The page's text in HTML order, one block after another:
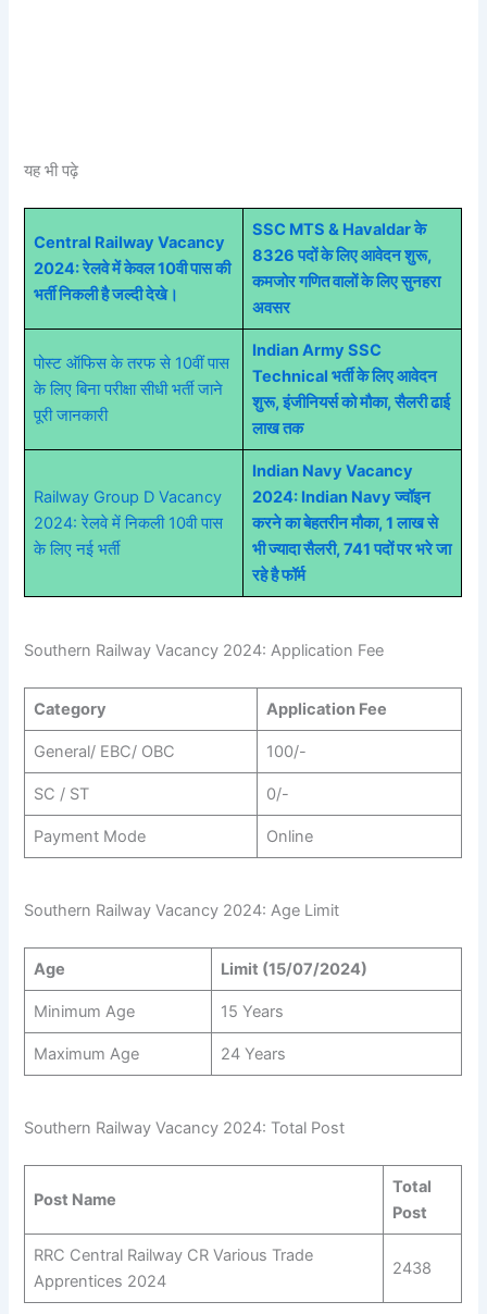
यह भी पढ़े
Central Railway Vacancy
2024: रेलवे में केवल 10वी पास की
भर्ती निकली है जल्दी देखे।
SSC MTS & Havaldar के
8326 पदों के लिए आवेदन शुरू,
कमजोर गणित वालों के लिए सुनहरा
अवसर
पोस्ट ऑफिस के तरफ से 10वीं पास
के लिए बिना परीक्षा सीधी भर्ती जाने
पूरी जानकारी
Indian Army SSC
Technical भर्ती के लिए आवेदन
शुरू, इंजीनियर्स को मौका, सैलरी ढाई
लाख तक
Railway Group D Vacancy
2024: रेलवे में निकली 10वी पास
के लिए नई भर्ती
Indian Navy Vacancy
2024: Indian Navy ज्वॉइन
करने का बेहतरीन मौका, 1 लाख से
भी ज्यादा सैलरी, 741 पदों पर भरे जा
रहे है फॉर्म
Southern Railway Vacancy 2024: Application Fee
Category Application Fee
General/ EBC/ OBC 100/-
SC / ST 0/-
Payment Mode Online
Southern Railway Vacancy 2024: Age Limit
Age Limit (15/07/2024)
Minimum Age 15 Years
Maximum Age 24 Years
Southern Railway Vacancy 2024: Total Post
Post Name
Total
Post
RRC Central Railway CR Various Trade
Apprentices 2024
2438